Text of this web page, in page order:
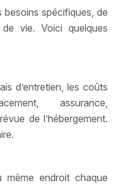
spécifiques, de
vie. Voici quelques
d’entretien, les coûts
assurance,
de l’hébergement.
endroit chaque